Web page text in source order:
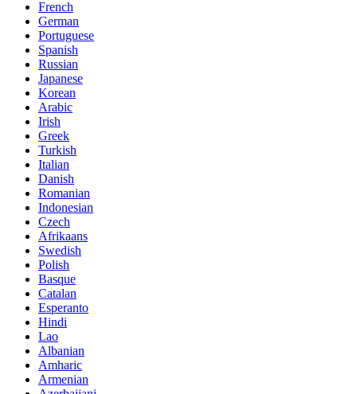
French
German
Portuguese
Spanish
Russian
Japanese
Korean
Arabic
Irish
Greek
Turkish
Italian
Danish
Romanian
Indonesian
Czech
Afrikaans
Swedish
Polish
Basque
Catalan
Esperanto
Hindi
Lao
Albanian
Amharic
Armenian